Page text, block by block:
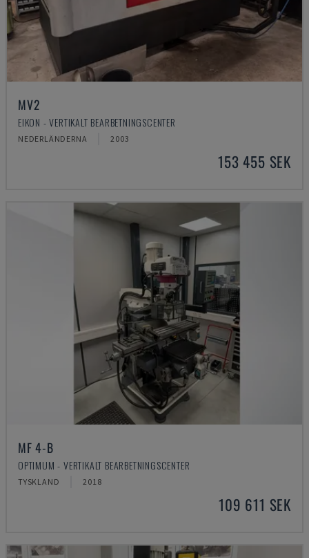
MV2
EIKON - VERTIKALT BEARBETNINGSCENTER
NEDERLÄNDERNA 2003
153 455 SEK
MF 4-B
OPTIMUM - VERTIKALT BEARBETNINGSCENTER
TYSKLAND 2018
109 611 SEK